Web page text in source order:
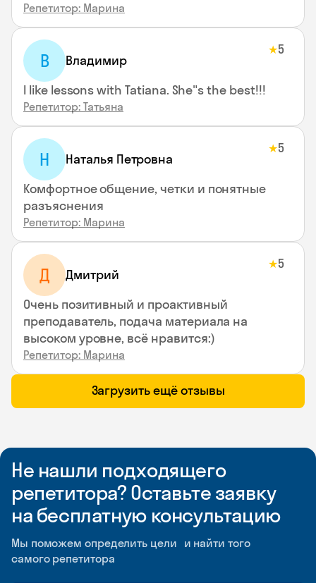
Репетитор: Марина
В Владимир
★5
I like lessons with Tatiana. She"s the best!!!
Репетитор: Татьяна
Н Наталья Петровна
★5
Комфортное общение, четки и понятные
разъяснения
Репетитор: Марина
Д Дмитрий
★5
Очень позитивный и проактивный
преподаватель, подача материала на
высоком уровне, всё нравится:)
Репетитор: Марина
Загрузить ещё отзывы
Не нашли подходящего
репетитора? Оставьте заявку
на бесплатную консультацию
Мы поможем определить цели и найти того
самого репетитора